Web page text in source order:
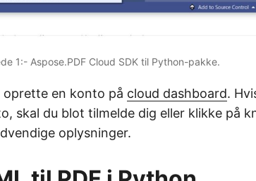
1:- Aspose.PDF Cloud SDK til Python-pakke.
oprette en konto på cloud dashboard.
skal du blot tilmelde dig eller klikke på
oplysninger.